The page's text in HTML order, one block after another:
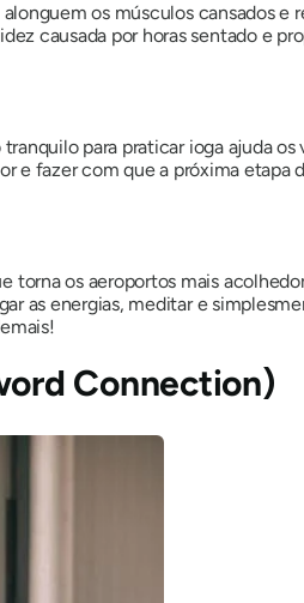
os músculos cansados ​​e
causada por horas sentado e
para praticar ioga ajuda os
e fazer com que a próxima etapa
torna os aeroportos mais
as energias, meditar e
Connection)